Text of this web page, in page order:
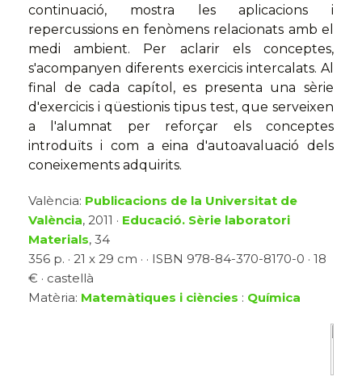
continuació, mostra les aplicacions i
repercussions en fenòmens relacionats amb el
medi ambient. Per aclarir els conceptes,
s'acompanyen diferents exercicis intercalats. Al
final de cada capítol, es presenta una sèrie
d'exercicis i qüestionis tipus test, que serveixen
a l'alumnat per reforçar els conceptes
introduïts i com a eina d'autoavaluació dels
coneixements adquirits.
València: Publicacions de la Universitat de
València, 2011 · Educació. Sèrie laboratori
Materials, 34
356 p. · 21 x 29 cm · · ISBN 978-84-370-8170-0 · 18
€ · castellà
Matèria: Matemàtiques i ciències : Química